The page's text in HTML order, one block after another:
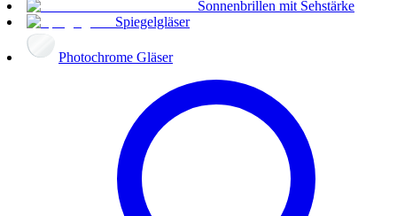
Sonnenbrillen mit Sehstärke
Spiegelgläser
Photochrome Gläser